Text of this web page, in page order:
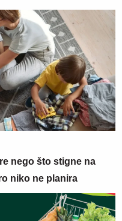
nego što stigne na
niko ne planira